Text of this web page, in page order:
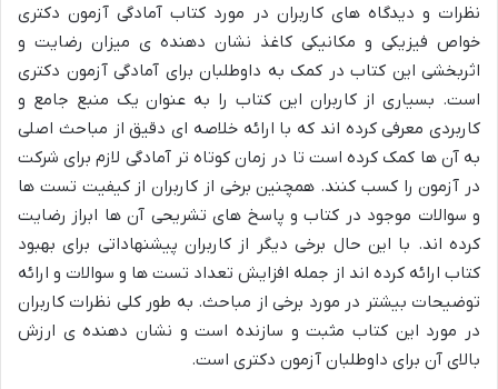
نظرات و دیدگاه های کاربران در مورد کتاب آمادگی آزمون دکتری
خواص فیزیکی و مکانیکی کاغذ نشان دهنده ی میزان رضایت و
اثربخشی این کتاب در کمک به داوطلبان برای آمادگی آزمون دکتری
است. بسیاری از کاربران این کتاب را به عنوان یک منبع جامع و
کاربردی معرفی کرده اند که با ارائه خلاصه ای دقیق از مباحث اصلی
به آن ها کمک کرده است تا در زمان کوتاه تر آمادگی لازم برای شرکت
در آزمون را کسب کنند. همچنین برخی از کاربران از کیفیت تست ها
و سوالات موجود در کتاب و پاسخ های تشریحی آن ها ابراز رضایت
کرده اند. با این حال برخی دیگر از کاربران پیشنهاداتی برای بهبود
کتاب ارائه کرده اند از جمله افزایش تعداد تست ها و سوالات و ارائه
توضیحات بیشتر در مورد برخی از مباحث. به طور کلی نظرات کاربران
در مورد این کتاب مثبت و سازنده است و نشان دهنده ی ارزش
بالای آن برای داوطلبان آزمون دکتری است.